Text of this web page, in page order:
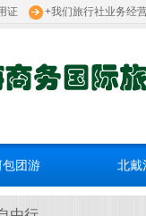
证 +我们旅行社业务经
团游 北戴